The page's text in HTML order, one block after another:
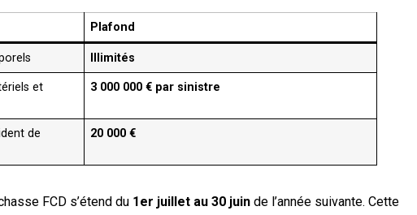
Plafond
Illimités
et
3 000 000 € par sinistre
de
20 000 €
FCD s’étend du 1er juillet au 30 juin de l’année suivante. Cette